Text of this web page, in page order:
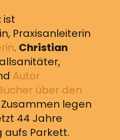
ist
Praxisanleiterin
. Christian
Autor
über den
Zusammen legen
44 Jahre
aufs Parkett.